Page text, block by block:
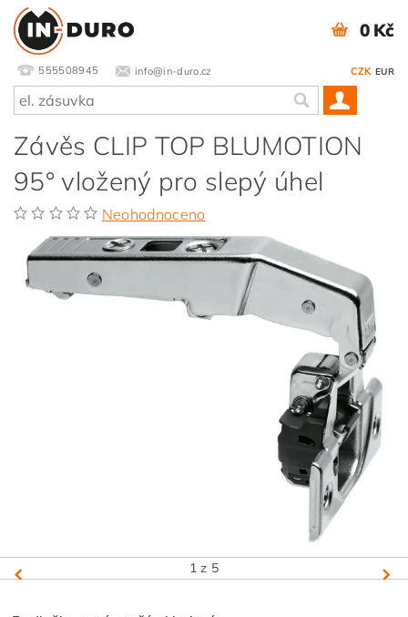
555508945 info@in-duro.cz CZK EUR
0 Kč
Závěs CLIP TOP BLUMOTION
95° vložený pro slepý úhel
Neohodnoceno
1 z 5